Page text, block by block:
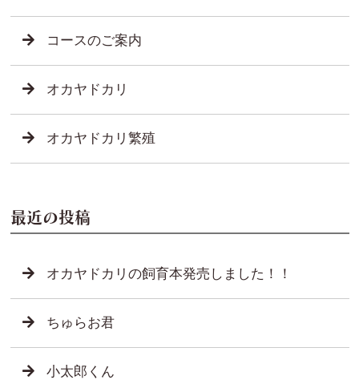
コースのご案内
オカヤドカリ
オカヤドカリ繁殖
最近の投稿
オカヤドカリの飼育本発売しました！！
ちゅらお君
小太郎くん